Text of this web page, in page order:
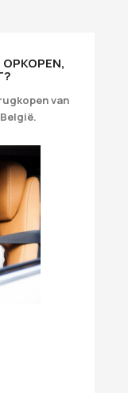
van